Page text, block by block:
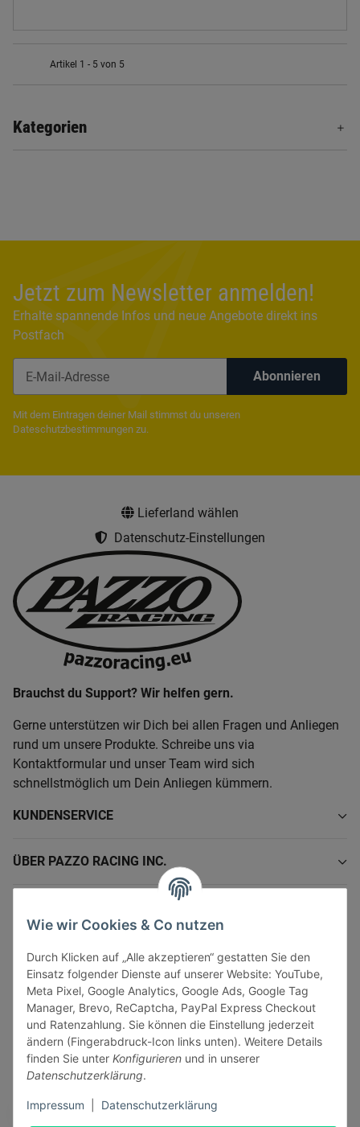
Wie wir Cookies & Co nutzen
Durch Klicken auf „Alle akzeptieren“ gestatten Sie den
Einsatz folgender Dienste auf unserer Website: YouTube,
Meta Pixel, Google Analytics, Google Ads, Google Tag
Manager, Brevo, ReCaptcha, PayPal Express Checkout
und Ratenzahlung. Sie können die Einstellung jederzeit
ändern (Fingerabdruck-Icon links unten). Weitere Details
finden Sie unter Konfigurieren und in unserer
Datenschutzerklärung.
Impressum Datenschutzerklärung
Artikel 1 - 5 von 5
Kategorien
Jetzt zum Newsletter anmelden!
Erhalte spannende Infos und neue Angebote direkt ins
Postfach
Abonnieren
Mit dem Eintragen deiner Mail stimmst du unseren
Dateschutzbestimmungen zu.
Lieferland wählen
Datenschutz-Einstellungen
Brauchst du Support? Wir helfen gern.
Gerne unterstützen wir Dich bei allen Fragen und Anliegen
rund um unsere Produkte. Schreibe uns via
Kontaktformular und unser Team wird sich
schnellstmöglich um Dein Anliegen kümmern.
KUNDENSERVICE
ÜBER PAZZO RACING INC.
GESETZLICHE INFORMATIONEN
Vertrag widerrufen
Sicher bezahlen via: